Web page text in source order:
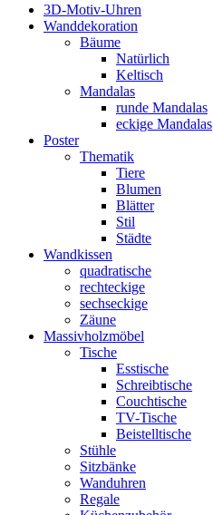
3D-Motiv-Uhren
Wanddekoration
Bäume
Natürlich
Keltisch
Mandalas
runde Mandalas
eckige Mandalas
Poster
Thematik
Tiere
Blumen
Blätter
Stil
Städte
Wandkissen
quadratische
rechteckige
sechseckige
Zäune
Massivholzmöbel
Tische
Esstische
Schreibtische
Couchtische
TV-Tische
Beistelltische
Stühle
Sitzbänke
Wanduhren
Regale